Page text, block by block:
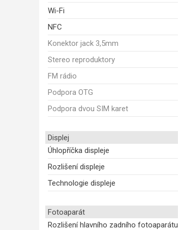
Wi-Fi
NFC
Konektor jack 3,5mm
Stereo reproduktory
FM rádio
Podpora OTG
Podpora dvou SIM karet
Displej
Úhlopříčka displeje
Rozlišení displeje
Technologie displeje
Fotoaparát
Rozlišení hlavního zadního fotoaparátu